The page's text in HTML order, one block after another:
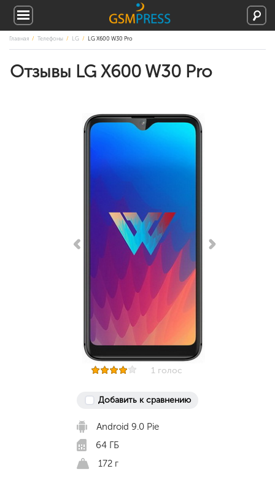
Главная Телефоны LG LG X600 W30 Pro
Отзывы LG X600 W30 Pro
1 голос
Добавить к сравнению
Android 9.0 Pie
64 ГБ
172 г